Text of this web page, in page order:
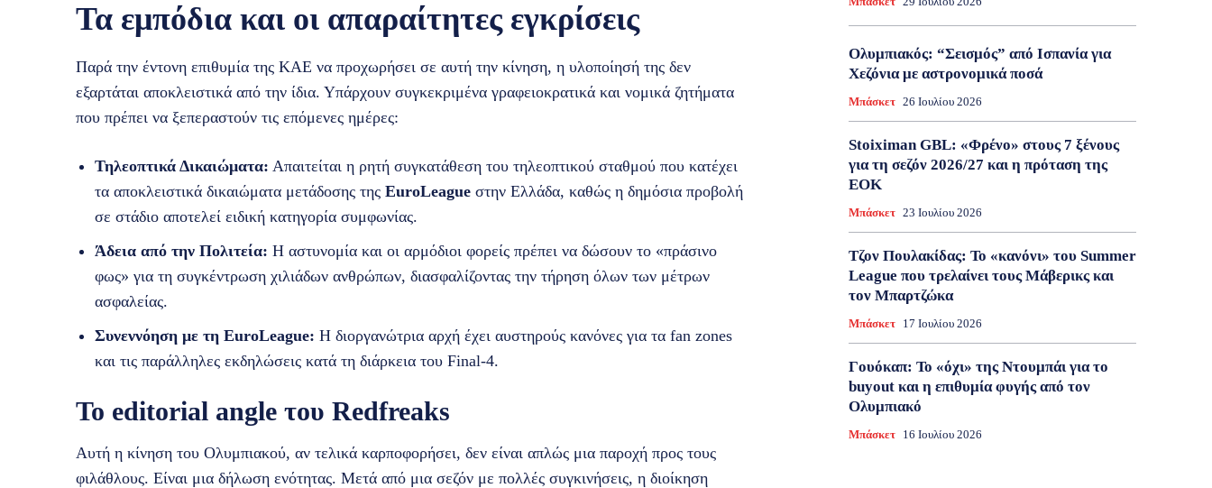
Τα εμπόδια και οι απαραίτητες εγκρίσεις
Παρά την έντονη επιθυμία της ΚΑΕ να προχωρήσει σε αυτή την κίνηση, η υλοποίησή της δεν
εξαρτάται αποκλειστικά από την ίδια. Υπάρχουν συγκεκριμένα γραφειοκρατικά και νομικά ζητήματα
που πρέπει να ξεπεραστούν τις επόμενες ημέρες:
Τηλεοπτικά Δικαιώματα: Απαιτείται η ρητή συγκατάθεση του τηλεοπτικού σταθμού που κατέχει
τα αποκλειστικά δικαιώματα μετάδοσης της EuroLeague στην Ελλάδα, καθώς η δημόσια προβολή
σε στάδιο αποτελεί ειδική κατηγορία συμφωνίας.
Άδεια από την Πολιτεία: Η αστυνομία και οι αρμόδιοι φορείς πρέπει να δώσουν το «πράσινο
φως» για τη συγκέντρωση χιλιάδων ανθρώπων, διασφαλίζοντας την τήρηση όλων των μέτρων
ασφαλείας.
Συνεννόηση με τη EuroLeague: Η διοργανώτρια αρχή έχει αυστηρούς κανόνες για τα fan zones
και τις παράλληλες εκδηλώσεις κατά τη διάρκεια του Final-4.
Το editorial angle του Redfreaks
Αυτή η κίνηση του Ολυμπιακού, αν τελικά καρποφορήσει, δεν είναι απλώς μια παροχή προς τους
φιλάθλους. Είναι μια δήλωση ενότητας. Μετά από μια σεζόν με πολλές συγκινήσεις, η διοίκηση
Ολυμπιακός: “Σεισμός” από Ισπανία για
Χεζόνια με αστρονομικά ποσά
Μπάσκετ 26 Ιουλίου 2026
Stoiximan GBL: «Φρένο» στους 7 ξένους
για τη σεζόν 2026/27 και η πρόταση της
ΕΟΚ
Μπάσκετ 23 Ιουλίου 2026
Τζον Πουλακίδας: Το «κανόνι» του Summer
League που τρελαίνει τους Μάβερικς και
τον Μπαρτζώκα
Μπάσκετ 17 Ιουλίου 2026
Γουόκαπ: Το «όχι» της Ντουμπάι για το
buyout και η επιθυμία φυγής από τον
Ολυμπιακό
Μπάσκετ 16 Ιουλίου 2026